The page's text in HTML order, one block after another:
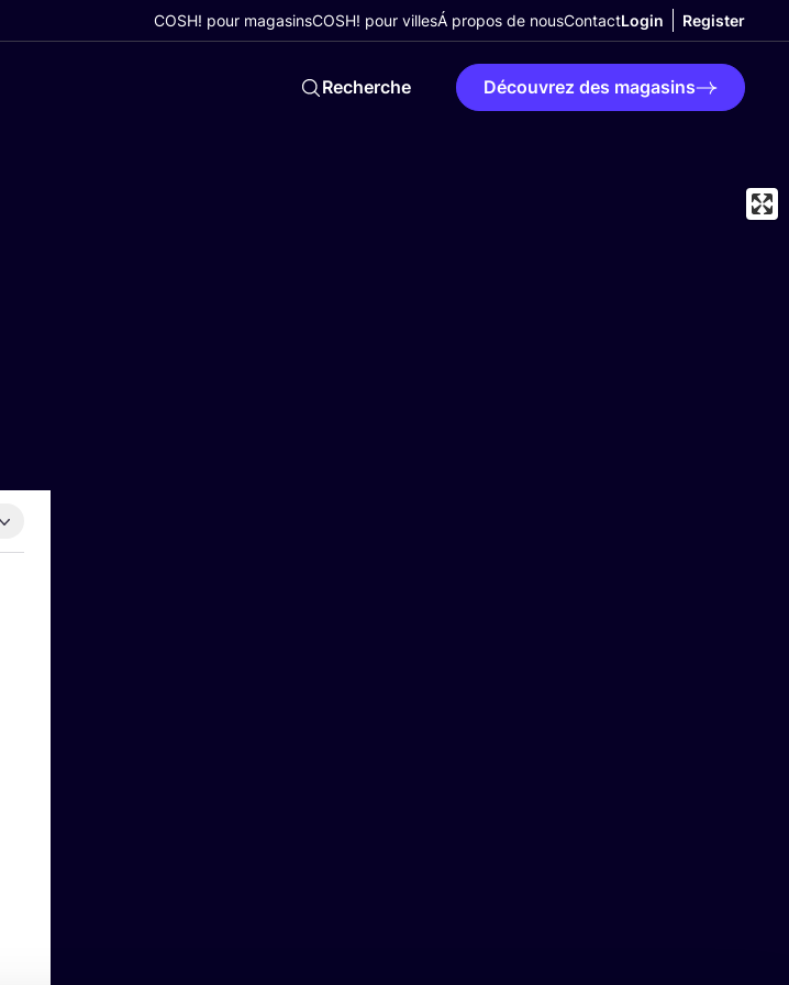
COSH! pour magasinsCOSH! pour villesÁ propos de nousContactLogin Register
Recherche Découvrez des magasins